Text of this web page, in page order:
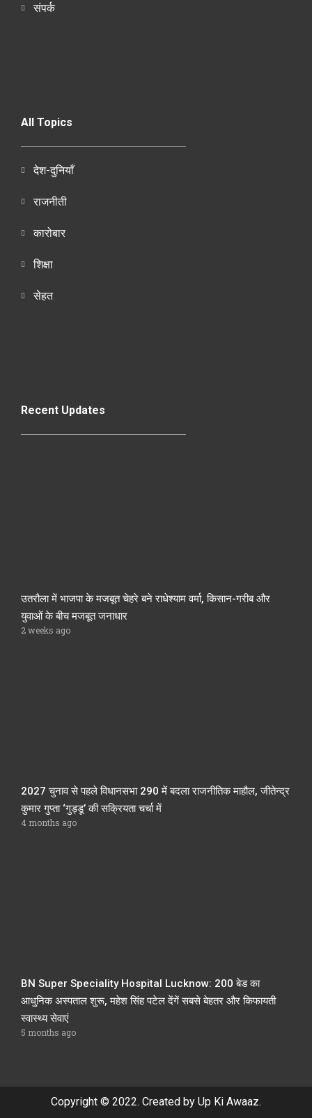
संपर्क
All Topics
देश-दुनियाँ
राजनीती
कारोबार
शिक्षा
सेहत
Recent Updates
उतरौला में भाजपा के मजबूत चेहरे बने राधेश्याम वर्मा, किसान-गरीब और
युवाओं के बीच मजबूत जनाधार
2 weeks ago
2027 चुनाव से पहले विधानसभा 290 में बदला राजनीतिक माहौल, जीतेन्द्र
कुमार गुप्ता ‘गुड्डू’ की सक्रियता चर्चा में
4 months ago
BN Super Speciality Hospital Lucknow: 200 बेड का
आधुनिक अस्पताल शुरू, महेश सिंह पटेल देंगें सबसे बेहतर और किफायती
स्वास्थ्य सेवाएं
5 months ago
Copyright © 2022. Created by Up Ki Awaaz.